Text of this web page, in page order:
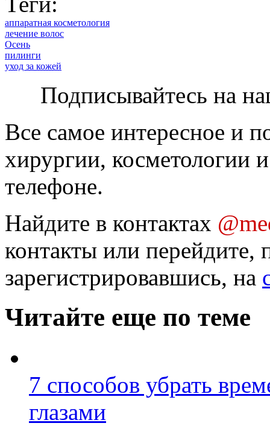
аппаратная косметология
лечение волос
Осень
пилинги
уход за кожей
Подписывайтесь на
Все самое интересное и
хирургии, косметологии
телефоне.
Найдите в контактах
контакты или перейдите,
зарегистрировавшись, на
Читайте еще по теме
7 способов убрать
глазами